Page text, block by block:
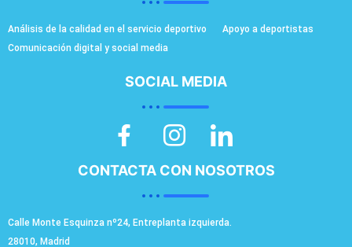
Análisis de la calidad en el servicio deportivo
Apoyo a deportistas
Comunicación digital y social media
SOCIAL MEDIA
CONTACTA CON NOSOTROS
Calle Monte Esquinza nº24, Entreplanta izquierda.
28010, Madrid